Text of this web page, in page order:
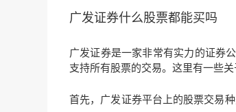
广发证券什么股票都能买吗
广发证券是一家非常有实力的证券
支持所有股票的交易。这里有一些
首先，广发证券平台上的股票交易